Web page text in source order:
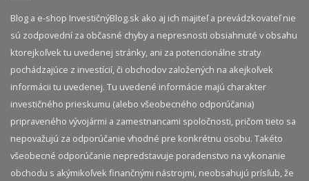
Blog a e-shop InvestičnýBlog.sk ako aj ich majiteľ a prevádzkovateľ nie
sú zodpovední za občasné chyby a nepresnosti obsiahnuté v obsahu
ktorejkoľvek tu uvedenej stránky, ani za potencionálne straty
pochádzajúce z investícií, či obchodov založených na akejkoľvek
informácii tu uvedenej. Tu uvedené informácie majú charakter
investičného prieskumu (alebo všeobecného odporúčania)
pripraveného vývojármi a zamestnancami spoločnosti, pričom tieto sa
nepovažujú za odporúčanie vhodné pre konkrétnu osobu. Takéto
všeobecné odporúčanie nepredstavuje poradenstvo na vykonanie
obchodu s akýmikoľvek finančnými nástrojmi, neobsahujú prísľub, že